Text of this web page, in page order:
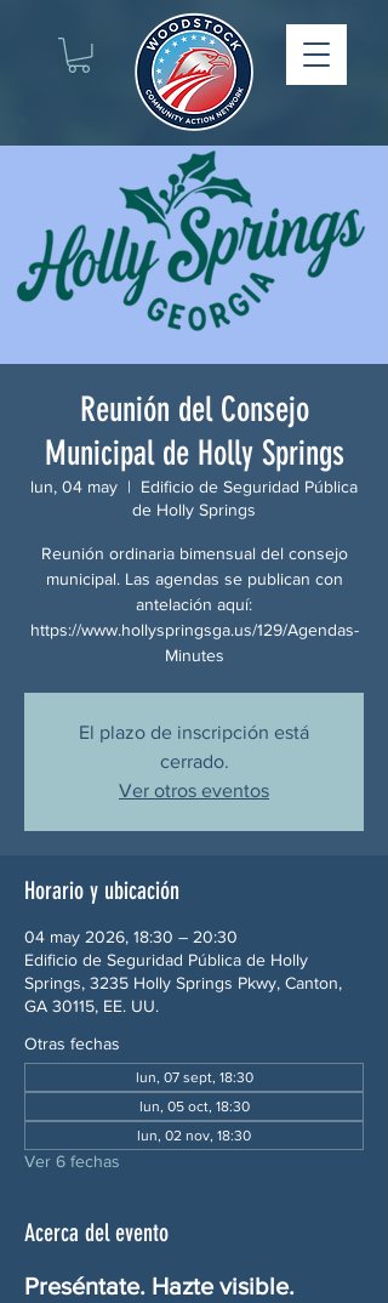
Reunión del Consejo
Municipal de Holly Springs
lun, 04 may
  |
Edificio de Seguridad Pública
de Holly Springs
Reunión ordinaria bimensual del consejo
municipal. Las agendas se publican con
antelación aquí:
https://www.hollyspringsga.us/129/Agendas-
Minutes
El plazo de inscripción está
cerrado.
Ver otros eventos
Horario y ubicación
04 may 2026, 18:30 – 20:30
Edificio de Seguridad Pública de Holly
Springs, 3235 Holly Springs Pkwy, Canton,
GA 30115, EE. UU.
Otras fechas
lun, 07 sept, 18:30
lun, 05 oct, 18:30
lun, 02 nov, 18:30
Ver 6 fechas
Acerca del evento
Preséntate. Hazte visible.